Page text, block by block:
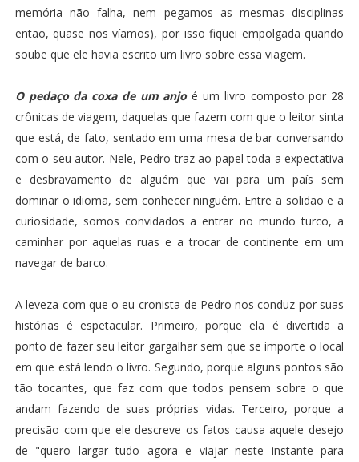
memória não falha, nem pegamos as mesmas disciplinas
então, quase nos víamos), por isso fiquei empolgada quando
soube que ele havia escrito um livro sobre essa viagem.
O pedaço da coxa de um anjoé um livro composto por 28
crônicas de viagem, daquelas que fazem com que o leitor sinta
que está, de fato, sentado em uma mesa de bar conversando
com o seu autor. Nele, Pedro traz ao papel toda a expectativa
e desbravamento de alguém que vai para um país sem
dominar o idioma, sem conhecer ninguém. Entre a solidão e a
curiosidade, somos convidados a entrar no mundo turco, a
caminhar por aquelas ruas e a trocar de continente em um
navegar de barco.
A leveza com que o eu-cronista de Pedro nos conduz por suas
histórias é espetacular. Primeiro, porque ela é divertida a
ponto de fazer seu leitor gargalhar sem que se importe o local
em que está lendo o livro. Segundo, porque alguns pontos são
tão tocantes, que faz com que todos pensem sobre o que
andam fazendo de suas próprias vidas. Terceiro, porque a
precisão com que ele descreve os fatos causa aquele desejo
de "quero largar tudo agora e viajar neste instante para